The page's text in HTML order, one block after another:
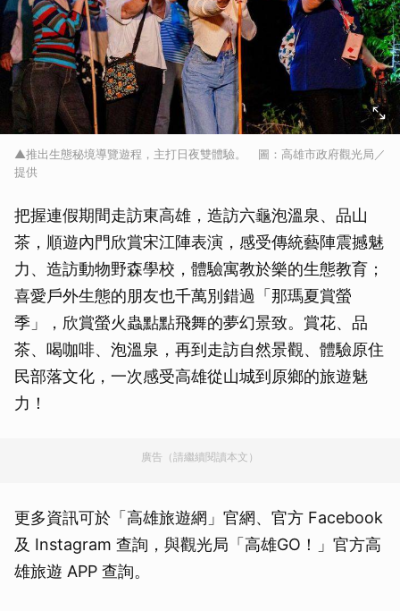
▲推出生態秘境導覽遊程，主打日夜雙體驗。 圖：高雄市政府觀光局／
提供
把握連假期間走訪東高雄，造訪六龜泡溫泉、品山
茶，順遊內門欣賞宋江陣表演，感受傳統藝陣震撼魅
力、造訪動物野森學校，體驗寓教於樂的生態教育；
喜愛戶外生態的朋友也千萬別錯過「那瑪夏賞螢
季」，欣賞螢火蟲點點飛舞的夢幻景致。賞花、品
茶、喝咖啡、泡溫泉，再到走訪自然景觀、體驗原住
民部落文化，一次感受高雄從山城到原鄉的旅遊魅
力！
廣告（請繼續閱讀本文）
更多資訊可於「高雄旅遊網」官網、官方 Facebook
及 Instagram 查詢，與觀光局「高雄GO！」官方高
雄旅遊 APP 查詢。